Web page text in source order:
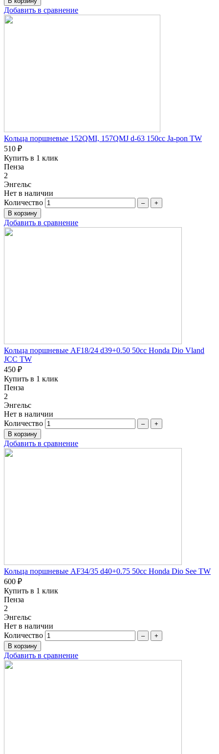
Добавить в сравнение
Кольца поршневые 152QMI, 157QMJ d-63 150сc Ja-pon TW
510 ₽
Купить в 1 клик
Пенза
2
Энгельс
Нет в наличии
Количество
– +
Добавить в сравнение
Кольца поршневые AF18/24 d39+0.50 50сс Honda Dio Vland
JCC TW
450 ₽
Купить в 1 клик
Пенза
2
Энгельс
Нет в наличии
Количество
– +
Добавить в сравнение
Кольца поршневые AF34/35 d40+0.75 50сс Honda Dio See TW
600 ₽
Купить в 1 клик
Пенза
2
Энгельс
Нет в наличии
Количество
– +
Добавить в сравнение